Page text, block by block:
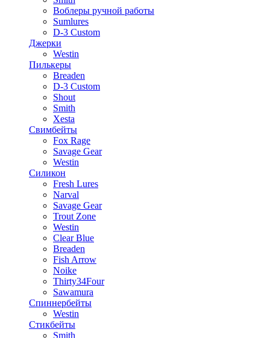
Воблеры ручной работы
Sumlures
D-3 Custom
Джерки
Westin
Пилькеры
Breaden
D-3 Custom
Shout
Smith
Xesta
Свимбейты
Fox Rage
Savage Gear
Westin
Силикон
Fresh Lures
Narval
Savage Gear
Trout Zone
Westin
Clear Blue
Breaden
Fish Arrow
Noike
Thirty34Four
Sawamura
Спиннербейты
Westin
Стикбейты
Smith